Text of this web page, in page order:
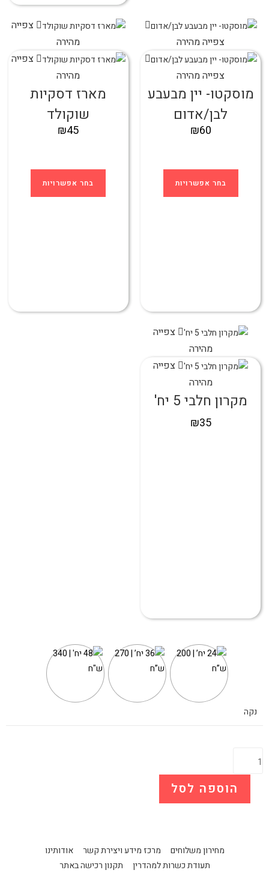
צפייה מהירה
צפייה מהירה
מוסקטו- יין מבעבע
לבן/אדום
₪60
בחר אפשרויות
צפייה
מהירה
צפייה
מהירה
מארז דסקיות
שוקולד
₪45
בחר אפשרויות
צפייה
מהירה
צפייה
מהירה
מקרון חלבי 5 יח'
₪35
נקה
הוספה לסל
מחירון משלוחים מרכז מידע ויצירת קשר
אודותינו
תעודת כשרות למהדרין
תקנון רכישה באתר